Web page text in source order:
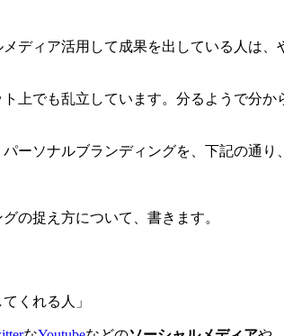
ディア活用して成果を出している人は
上でも乱立しています。分るようで分
パーソナルブランディングを、下記の通り
の捉え方について、書きます。
くれる人」